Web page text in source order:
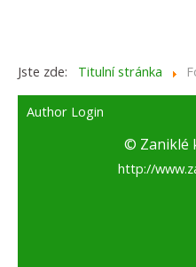
Jste zde: Titulní stránka
Author Login
© Zaniklé
http://